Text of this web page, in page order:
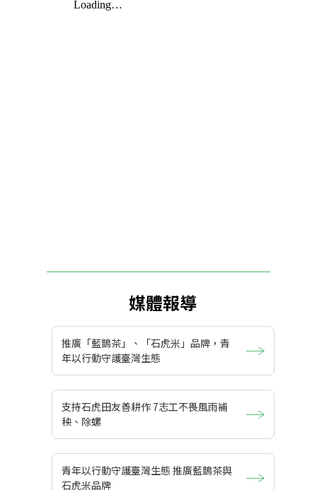
媒體報導
推廣「藍鵲茶」、「石虎米」品牌，青
年以行動守護臺灣生態
支持石虎田友善耕作 7志工不畏風雨補
秧、除螺
青年以行動守護臺灣生態 推廣藍鵲茶與
石虎米品牌